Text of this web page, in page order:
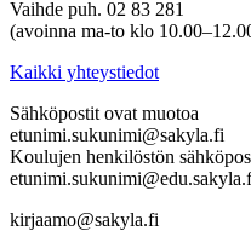
Vaihde puh. 02 83 281
(avoinna ma-to klo
Kaikki yhteystiedot
Sähköpostit ovat muotoa
etunimi.sukunimi@sakyla.fi
Koulujen henkilöstön
kirjaamo@sakyla.fi